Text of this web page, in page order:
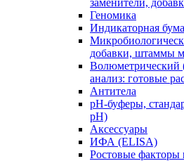
заменители,
Геномика
Индикаторная
добавки, штаммы
Волюметрический
анализ: готовые
Антитела
pH-буферы,
pH)
Аксессуары
ИФА (ELISA)
Ростовые